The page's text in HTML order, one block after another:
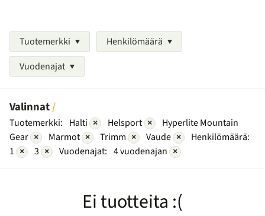
Tuotemerkki
Henkilömäärä
Vuodenajat
Valinnat
Tuotemerkki: Halti × Helsport ×
Hyperlite Mountain
Gear × Marmot × Trimm × Vaude ×
Henkilömäärä:
1 × 3 × Vuodenajat: 4 vuodenajan ×
Ei tuotteita :(